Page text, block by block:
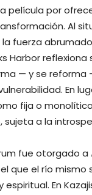
película por
Al
fuerza
Harbor
— y se reforma
En
fija o
sujeta a la
fue otorgado a
que el río mismo
En